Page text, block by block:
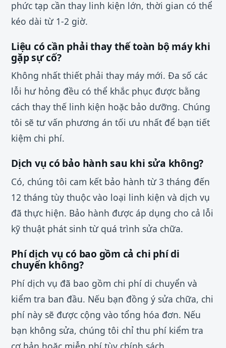
phức tạp cần thay linh kiện lớn, thời gian có thể
kéo dài từ 1-2 giờ.
Liệu có cần phải thay thế toàn bộ máy khi
gặp sự cố?
Không nhất thiết phải thay máy mới. Đa số các
lỗi hư hỏng đều có thể khắc phục được bằng
cách thay thế linh kiện hoặc bảo dưỡng. Chúng
tôi sẽ tư vấn phương án tối ưu nhất để bạn tiết
kiệm chi phí.
Dịch vụ có bảo hành sau khi sửa không?
Có, chúng tôi cam kết bảo hành từ 3 tháng đến
12 tháng tùy thuộc vào loại linh kiện và dịch vụ
đã thực hiện. Bảo hành được áp dụng cho cả lỗi
kỹ thuật phát sinh từ quá trình sửa chữa.
Phí dịch vụ có bao gồm cả chi phí di
chuyển không?
Phí dịch vụ đã bao gồm chi phí di chuyển và
kiểm tra ban đầu. Nếu bạn đồng ý sửa chữa, chi
phí này sẽ được cộng vào tổng hóa đơn. Nếu
bạn không sửa, chúng tôi chỉ thu phí kiểm tra